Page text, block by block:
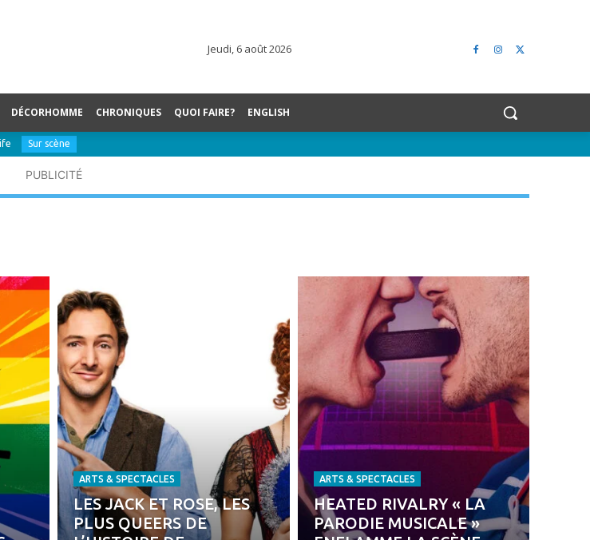
Jeudi, 6 août 2026
DÉCORHOMME CHRONIQUES QUOI FAIRE? ENGLISH
Sur scène
PUBLICITÉ
ARTS & SPECTACLES
LES JACK ET ROSE, LES
PLUS QUEERS DE
ARTS & SPECTACLES
HEATED RIVALRY « LA
PARODIE MUSICALE »